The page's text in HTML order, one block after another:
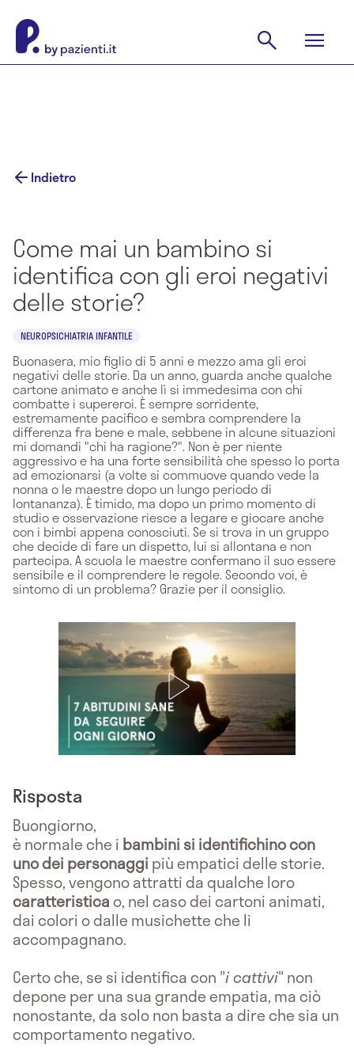
Indietro
Come mai un bambino si
identifica con gli eroi negativi
delle storie?
NEUROPSICHIATRIA INFANTILE
Buonasera, mio figlio di 5 anni e mezzo ama gli eroi
negativi delle storie. Da un anno, guarda anche qualche
cartone animato e anche lì si immedesima con chi
combatte i supereroi. È sempre sorridente,
estremamente pacifico e sembra comprendere la
differenza fra bene e male, sebbene in alcune situazioni
mi domandi "chi ha ragione?". Non è per niente
aggressivo e ha una forte sensibilità che spesso lo porta
ad emozionarsi (a volte si commuove quando vede la
nonna o le maestre dopo un lungo periodo di
lontananza). È timido, ma dopo un primo momento di
studio e osservazione riesce a legare e giocare anche
con i bimbi appena conosciuti. Se si trova in un gruppo
che decide di fare un dispetto, lui si allontana e non
partecipa. A scuola le maestre confermano il suo essere
sensibile e il comprendere le regole. Secondo voi, è
sintomo di un problema? Grazie per il consiglio.
Risposta
Buongiorno,
è normale che i bambini si identifichino con
uno dei personaggi più empatici delle storie.
Spesso, vengono attratti da qualche loro
caratteristicao, nel caso dei cartoni animati,
dai colori o dalle musichette che li
accompagnano.
Certo che, se si identifica con "i cattivi" non
depone per una sua grande empatia, ma ciò
nonostante, da solo non basta a dire che sia un
comportamento negativo.